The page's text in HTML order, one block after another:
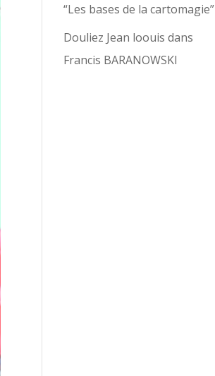
“Les bases de la cartomagie”
Douliez Jean loouis dans
Francis BARANOWSKI